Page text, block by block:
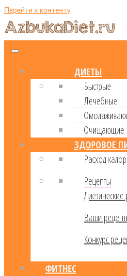
Перейти к контенту
ДИЕТЫ
Быстрые
Лечебные
Очищающие
ЗДОРОВОЕ
Расход
Рецепты
Ваши
Конкурс
ФИТНЕС